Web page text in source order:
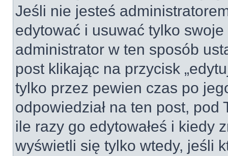
Jeśli nie jesteś
edytować i usuwać tylko
administrator w ten sposób
post klikając na przycisk
tylko przez pewien czas po
odpowiedział na ten post,
ile razy go edytowałeś i kiedy
wyświetli się tylko wtedy, jeśli